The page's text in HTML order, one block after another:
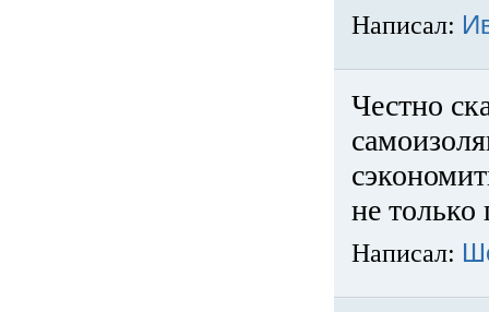
Написал:
Честно
не только
Написал: